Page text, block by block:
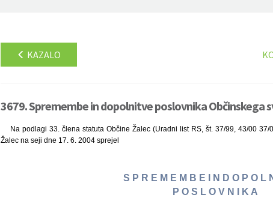
KAZALO
3679. Spremembe in dopolnitve poslovnika Občinskega
Na podlagi 33. člena statuta Občine Žalec (Uradni list RS, št. 37/99, 43/00
Žalec na seji dne 17. 6. 2004 sprejel
S P R E M E M B E I N D O P O L
P O S L O V N I K A